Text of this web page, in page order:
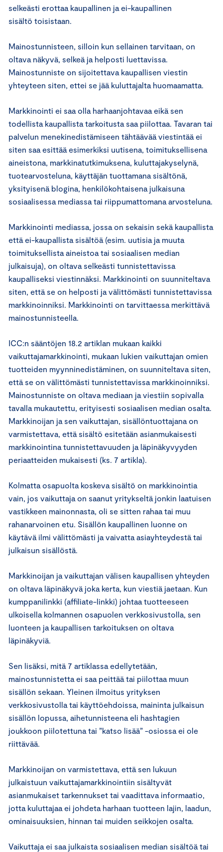
selkeästi erottaa kaupallinen ja ei-kaupallinen
sisältö toisistaan.
Mainostunnisteen, silloin kun sellainen tarvitaan, on
oltava näkyvä, selkeä ja helposti luettavissa.
Mainostunniste on sijoitettava kaupallisen viestin
yhteyteen siten, ettei se jää kuluttajalta huomaamatta.
Markkinointi ei saa olla harhaanjohtavaa eikä sen
todellista kaupallista tarkoitusta saa piilottaa. Tavaran tai
palvelun menekinedistämiseen tähtäävää viestintää ei
siten saa esittää esimerkiksi uutisena, toimituksellisena
aineistona, markkinatutkimuksena, kuluttajakyselynä,
tuotearvosteluna, käyttäjän tuottamana sisältönä,
yksityisenä blogina, henkilökohtaisena julkaisuna
sosiaalisessa mediassa tai riippumattomana arvosteluna.
Markkinointi mediassa, jossa on sekaisin sekä kaupallista
että ei-kaupallista sisältöä (esim. uutisia ja muuta
toimituksellista aineistoa tai sosiaalisen median
julkaisuja), on oltava selkeästi tunnistettavissa
kaupalliseksi viestinnäksi. Markkinointi on suunniteltava
siten, että se on helposti ja välittömästi tunnistettavissa
markkinoinniksi. Markkinointi on tarvittaessa merkittävä
mainostunnisteella.
ICC:n sääntöjen 18.2 artiklan mukaan kaikki
vaikuttajamarkkinointi, mukaan lukien vaikuttajan omien
tuotteiden myynninedistäminen, on suunniteltava siten,
että se on välittömästi tunnistettavissa markkinoinniksi.
Mainostunniste on oltava mediaan ja viestiin sopivalla
tavalla mukautettu, erityisesti sosiaalisen median osalta.
Markkinoijan ja sen vaikuttajan, sisällöntuottajana on
varmistettava, että sisältö esitetään asianmukaisesti
markkinointina tunnistettavuuden ja läpinäkyvyyden
periaatteiden mukaisesti (ks. 7 artikla).
Kolmatta osapuolta koskeva sisältö on markkinointia
vain, jos vaikuttaja on saanut yritykseltä jonkin laatuisen
vastikkeen mainonnasta, oli se sitten rahaa tai muu
rahanarvoinen etu. Sisällön kaupallinen luonne on
käytävä ilmi välittömästi ja vaivatta asiayhteydestä tai
julkaisun sisällöstä.
Markkinoijan ja vaikuttajan välisen kaupallisen yhteyden
on oltava läpinäkyvä joka kerta, kun viestiä jaetaan. Kun
kumppanilinkki (affiliate-linkki) johtaa tuotteeseen
ulkoisella kolmannen osapuolen verkkosivustolla, sen
luonteen ja kaupallisen tarkoituksen on oltava
läpinäkyviä.
Sen lisäksi, mitä 7 artiklassa edellytetään,
mainostunnistetta ei saa peittää tai piilottaa muun
sisällön sekaan. Yleinen ilmoitus yrityksen
verkkosivustolla tai käyttöehdoissa, maininta julkaisun
sisällön lopussa, aihetunnisteena eli hashtagien
joukkoon piilotettuna tai ”katso lisää” -osiossa ei ole
riittävää.
Markkinoijan on varmistettava, että sen lukuun
julkaistuun vaikuttajamarkkinointiin sisältyvät
asianmukaiset tarkennukset tai vaadittava informaatio,
jotta kuluttajaa ei johdeta harhaan tuotteen lajin, laadun,
ominaisuuksien, hinnan tai muiden seikkojen osalta.
Vaikuttaja ei saa julkaista sosiaalisen median sisältöä tai